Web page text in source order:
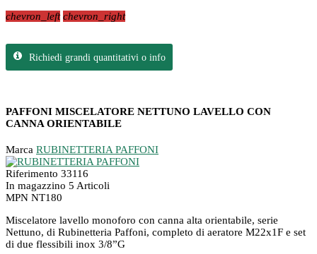
chevron_left chevron_right
Richiedi grandi quantitativi o info
PAFFONI MISCELATORE NETTUNO LAVELLO CON
CANNA ORIENTABILE
Marca RUBINETTERIA PAFFONI
Riferimento 33116
In magazzino 5 Articoli
MPN NT180
Miscelatore lavello monoforo con canna alta orientabile, serie
Nettuno, di Rubinetteria Paffoni, completo di aeratore M22x1F e set
di due flessibili inox 3/8”G